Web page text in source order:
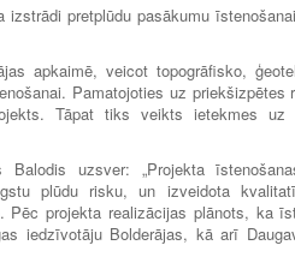
pretplūdu pasākumu
apkaimē, veicot topogrāfisko,
Pamatojoties uz priekšizpētes
Tāpat tiks veikts ietekmes uz
uzsver: „Projekta
plūdu risku, un izveidota
projekta realizācijas plānots, ka
iedzīvotāju Bolderājas, kā arī